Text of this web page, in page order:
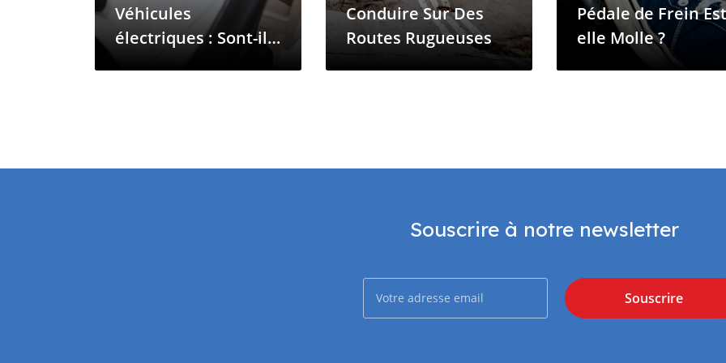
Véhicules
électriques : Sont-ils
Conduire Sur Des
Routes Rugueuses
Pédale de Frein
elle Molle ?
Souscrire à notre newsletter
Souscrire